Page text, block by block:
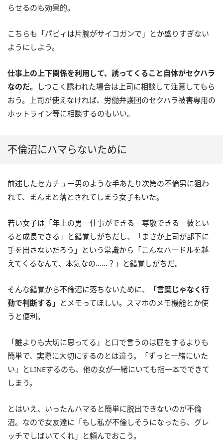
らせるのも効果的。
こちらも「パピィは片腕がサイコガンで」とか盛りすぎない
ようにしよう。
仕事上の上下関係を利用して、誘ってくること自体がセクハラ
なのだ。
しつこく誘われた場合は上司に相談して注意してもら
おう。上司が使えなければ、労働弁護団のセクハラ被害専用の
ホットライン等に相談するのもいい。
不倫沼にハマらないために
前述したセカチュー男のような手あたり次第の不倫男に狙わ
れて、まんまと落とされてしまう女子もいた。
若い女子は「年上の男＝仕事ができる＝尊敬できる＝彼とい
ると成長できる」と錯覚しがちだし、「まさか上司が部下に
手を出さないだろう」という常識から「こんなハードルを越
えてくるなんて、本気なの……？」と錯覚しがちだ。
そんな錯覚から不倫沼に落ちないために、
「言葉じゃなく行
動で判断する」 とメモってほしい。スマホのメモ機能とか使
うと便利。
「誰よりも大切に思ってる」と口で言うのは屁をするよりも
簡単で、実際に大切にするのとは違う。「ずっと一緒にいた
い」とLINEするのも、他の女が一緒にいても指一本でできて
しまう。
とはいえ、いったんハマると簡単に脱出できないのが不倫
沼。なので女友達に「もし私が不倫しそうになったら、グレ
ッチでしばいてくれ」と頼んでおこう。